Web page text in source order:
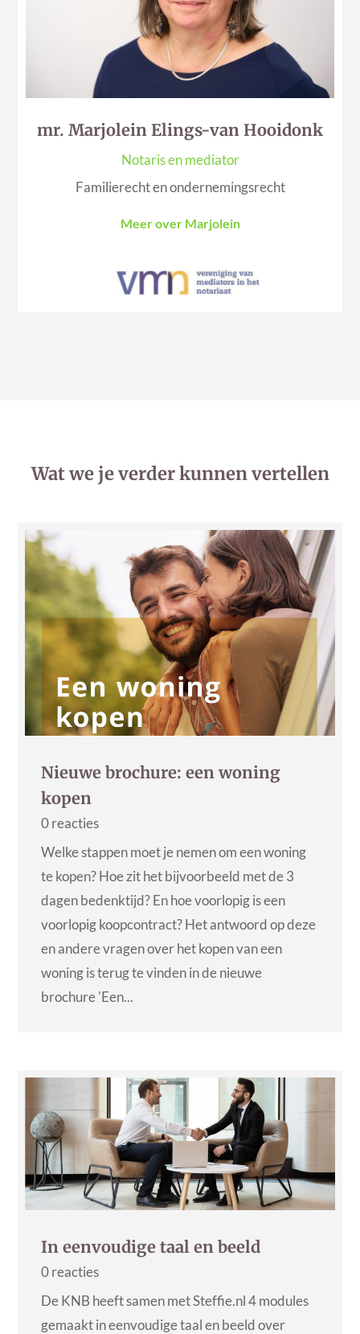
mr. Marjolein Elings-van Hooidonk
Notaris en mediator
Familierecht en ondernemingsrecht
Meer over Marjolein
Wat we je verder kunnen vertellen
Nieuwe brochure: een woning
kopen
0 reacties
Welke stappen moet je nemen om een woning
te kopen? Hoe zit het bijvoorbeeld met de 3
dagen bedenktijd? En hoe voorlopig is een
voorlopig koopcontract? Het antwoord op deze
en andere vragen over het kopen van een
woning is terug te vinden in de nieuwe
brochure 'Een...
In eenvoudige taal en beeld
0 reacties
De KNB heeft samen met Steffie.nl 4 modules
gemaakt in eenvoudige taal en beeld over